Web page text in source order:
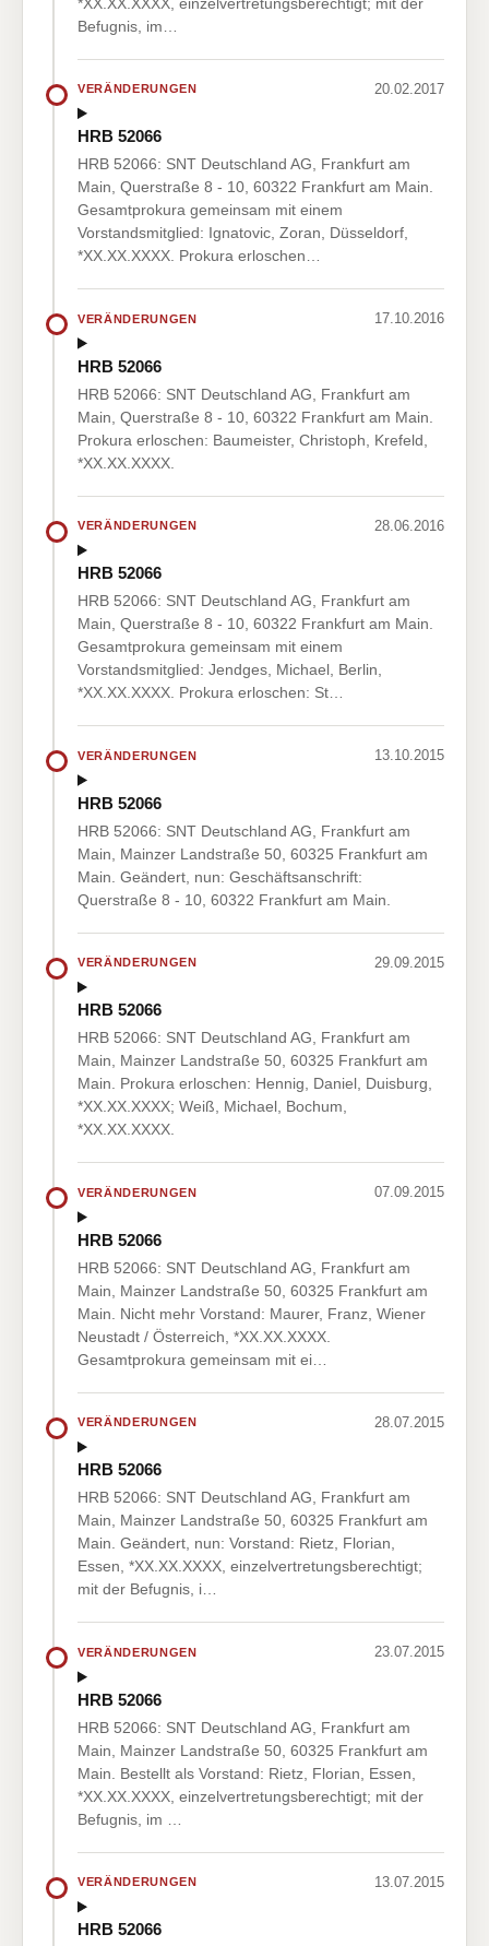
Befugnis, im…
VERÄNDERUNGEN 20.02.2017
HRB 52066
HRB 52066: SNT Deutschland AG, Frankfurt am
Main, Querstraße 8 - 10, 60322 Frankfurt am Main.
Gesamtprokura gemeinsam mit einem
Vorstandsmitglied: Ignatovic, Zoran, Düsseldorf,
*XX.XX.XXXX. Prokura erloschen…
VERÄNDERUNGEN 17.10.2016
HRB 52066
HRB 52066: SNT Deutschland AG, Frankfurt am
Main, Querstraße 8 - 10, 60322 Frankfurt am Main.
Prokura erloschen: Baumeister, Christoph, Krefeld,
*XX.XX.XXXX.
VERÄNDERUNGEN 28.06.2016
HRB 52066
HRB 52066: SNT Deutschland AG, Frankfurt am
Main, Querstraße 8 - 10, 60322 Frankfurt am Main.
Gesamtprokura gemeinsam mit einem
Vorstandsmitglied: Jendges, Michael, Berlin,
*XX.XX.XXXX. Prokura erloschen: St…
VERÄNDERUNGEN 13.10.2015
HRB 52066
HRB 52066: SNT Deutschland AG, Frankfurt am
Main, Mainzer Landstraße 50, 60325 Frankfurt am
Main. Geändert, nun: Geschäftsanschrift:
Querstraße 8 - 10, 60322 Frankfurt am Main.
VERÄNDERUNGEN 29.09.2015
HRB 52066
HRB 52066: SNT Deutschland AG, Frankfurt am
Main, Mainzer Landstraße 50, 60325 Frankfurt am
Main. Prokura erloschen: Hennig, Daniel, Duisburg,
*XX.XX.XXXX; Weiß, Michael, Bochum,
*XX.XX.XXXX.
VERÄNDERUNGEN 07.09.2015
HRB 52066
HRB 52066: SNT Deutschland AG, Frankfurt am
Main, Mainzer Landstraße 50, 60325 Frankfurt am
Main. Nicht mehr Vorstand: Maurer, Franz, Wiener
Neustadt / Österreich, *XX.XX.XXXX.
Gesamtprokura gemeinsam mit ei…
VERÄNDERUNGEN 28.07.2015
HRB 52066
HRB 52066: SNT Deutschland AG, Frankfurt am
Main, Mainzer Landstraße 50, 60325 Frankfurt am
Main. Geändert, nun: Vorstand: Rietz, Florian,
Essen, *XX.XX.XXXX, einzelvertretungsberechtigt;
mit der Befugnis, i…
VERÄNDERUNGEN 23.07.2015
HRB 52066
HRB 52066: SNT Deutschland AG, Frankfurt am
Main, Mainzer Landstraße 50, 60325 Frankfurt am
Main. Bestellt als Vorstand: Rietz, Florian, Essen,
*XX.XX.XXXX, einzelvertretungsberechtigt; mit der
Befugnis, im …
VERÄNDERUNGEN 13.07.2015
HRB 52066